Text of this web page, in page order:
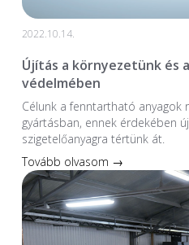
2022.10.14.
Újítás a környezetünk és
védelmében
Célunk a fenntartható anyagok
gyártásban, ennek érdekében
szigetelőanyagra tértünk át.
Tovább olvasom →